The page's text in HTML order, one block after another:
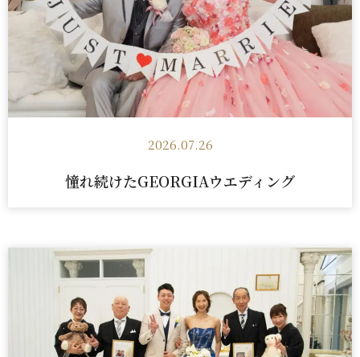
2026.07.26
憧れ続けたGEORGIAウエディング